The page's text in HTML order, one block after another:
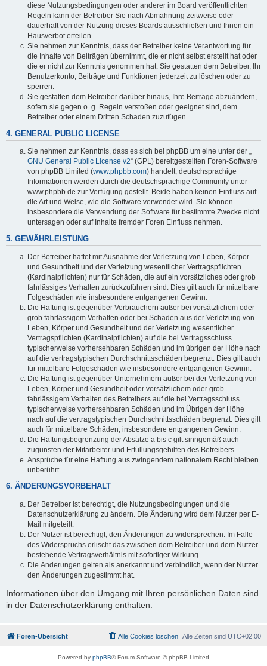
diese Nutzungsbedingungen oder anderer im Board veröffentlichten
Regeln kann der Betreiber Sie nach Abmahnung zeitweise oder
dauerhaft von der Nutzung dieses Boards ausschließen und Ihnen ein
Hausverbot erteilen.
Sie nehmen zur Kenntnis, dass der Betreiber keine Verantwortung für
die Inhalte von Beiträgen übernimmt, die er nicht selbst erstellt hat oder
die er nicht zur Kenntnis genommen hat. Sie gestatten dem Betreiber, Ihr
Benutzerkonto, Beiträge und Funktionen jederzeit zu löschen oder zu
sperren.
Sie gestatten dem Betreiber darüber hinaus, Ihre Beiträge abzuändern,
sofern sie gegen o. g. Regeln verstoßen oder geeignet sind, dem
Betreiber oder einem Dritten Schaden zuzufügen.
4. GENERAL PUBLIC LICENSE
Sie nehmen zur Kenntnis, dass es sich bei phpBB um eine unter der „
GNU General Public License v2“ (GPL) bereitgestellten Foren-Software
von phpBB Limited (www.phpbb.com) handelt; deutschsprachige
Informationen werden durch die deutschsprachige Community unter
www.phpbb.de zur Verfügung gestellt. Beide haben keinen Einfluss auf
die Art und Weise, wie die Software verwendet wird. Sie können
insbesondere die Verwendung der Software für bestimmte Zwecke nicht
untersagen oder auf Inhalte fremder Foren Einfluss nehmen.
5. GEWÄHRLEISTUNG
Der Betreiber haftet mit Ausnahme der Verletzung von Leben, Körper
und Gesundheit und der Verletzung wesentlicher Vertragspflichten
(Kardinalpflichten) nur für Schäden, die auf ein vorsätzliches oder grob
fahrlässiges Verhalten zurückzuführen sind. Dies gilt auch für mittelbare
Folgeschäden wie insbesondere entgangenen Gewinn.
Die Haftung ist gegenüber Verbrauchern außer bei vorsätzlichem oder
grob fahrlässigem Verhalten oder bei Schäden aus der Verletzung von
Leben, Körper und Gesundheit und der Verletzung wesentlicher
Vertragspflichten (Kardinalpflichten) auf die bei Vertragsschluss
typischerweise vorhersehbaren Schäden und im übrigen der Höhe nach
auf die vertragstypischen Durchschnittsschäden begrenzt. Dies gilt auch
für mittelbare Folgeschäden wie insbesondere entgangenen Gewinn.
Die Haftung ist gegenüber Unternehmern außer bei der Verletzung von
Leben, Körper und Gesundheit oder vorsätzlichem oder grob
fahrlässigem Verhalten des Betreibers auf die bei Vertragsschluss
typischerweise vorhersehbaren Schäden und im Übrigen der Höhe
nach auf die vertragstypischen Durchschnittsschäden begrenzt. Dies gilt
auch für mittelbare Schäden, insbesondere entgangenen Gewinn.
Die Haftungsbegrenzung der Absätze a bis c gilt sinngemäß auch
zugunsten der Mitarbeiter und Erfüllungsgehilfen des Betreibers.
Ansprüche für eine Haftung aus zwingendem nationalem Recht bleiben
unberührt.
6. ÄNDERUNGSVORBEHALT
Der Betreiber ist berechtigt, die Nutzungsbedingungen und die
Datenschutzerklärung zu ändern. Die Änderung wird dem Nutzer per E-
Mail mitgeteilt.
Der Nutzer ist berechtigt, den Änderungen zu widersprechen. Im Falle
des Widerspruchs erlischt das zwischen dem Betreiber und dem Nutzer
bestehende Vertragsverhältnis mit sofortiger Wirkung.
Die Änderungen gelten als anerkannt und verbindlich, wenn der Nutzer
den Änderungen zugestimmt hat.
Informationen über den Umgang mit Ihren persönlichen Daten sind
in der Datenschutzerklärung enthalten.
Foren-Übersicht Alle Zeiten sind UTC+02:00
Alle Cookies löschen
Powered by phpBB® Forum Software © phpBB Limited